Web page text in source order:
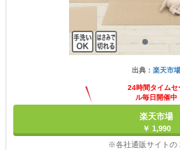
出典： 楽天市場
24時間タイムセ
ル毎日開催中
楽天市場
￥ 1,990
※各社通販サイトの